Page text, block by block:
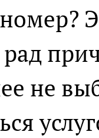
рад
не